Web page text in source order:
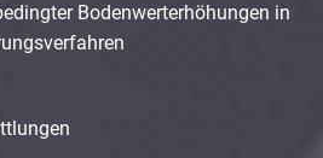
Bodenwerterhöhungen in